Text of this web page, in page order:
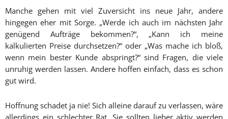
Manche gehen mit viel Zuversicht ins neue Jahr, andere
hingegen eher mit Sorge. „Werde ich auch im nächsten Jahr
genügend Aufträge bekommen?“, „Kann ich meine
kalkulierten Preise durchsetzen?“ oder „Was mache ich bloß,
wenn mein bester Kunde abspringt?“ sind Fragen, die viele
unruhig werden lassen. Andere hoffen einfach, dass es schon
gut wird.
Hoffnung schadet ja nie! Sich alleine darauf zu verlassen, wäre
allerdings ein schlechter Rat. Sie sollten lieber aktiv werden